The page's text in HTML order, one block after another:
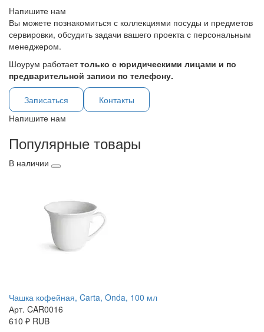
Напишите нам
Вы можете познакомиться с коллекциями посуды и предметов
сервировки, обсудить задачи вашего проекта с персональным
менеджером.
Шоурум работаеттолько с юридическими лицами и по
предварительной записи по телефону.
Записаться
Контакты
Напишите нам
Популярные товары
В наличии
Чашка кофейная, Carta, Onda, 100 мл
Арт. CAR0016
610 ₽ RUB